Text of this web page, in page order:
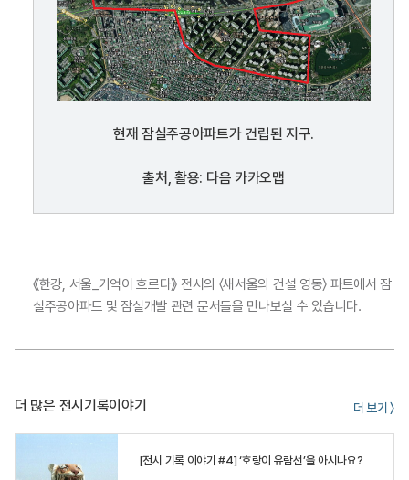
현재 잠실주공아파트가 건립된 지구.
출처, 활용: 다음 카카오맵
《한강, 서울_기억이 흐르다》 전시의 〈새서울의 건설 영동〉 파트에서 잠
실주공아파트 및 잠실개발 관련 문서들을 만나보실 수 있습니다.
더 많은 전시기록이야기 더 보기 〉
[전시 기록 이야기 #4] ‘호랑이 유람선’을 아시나요?